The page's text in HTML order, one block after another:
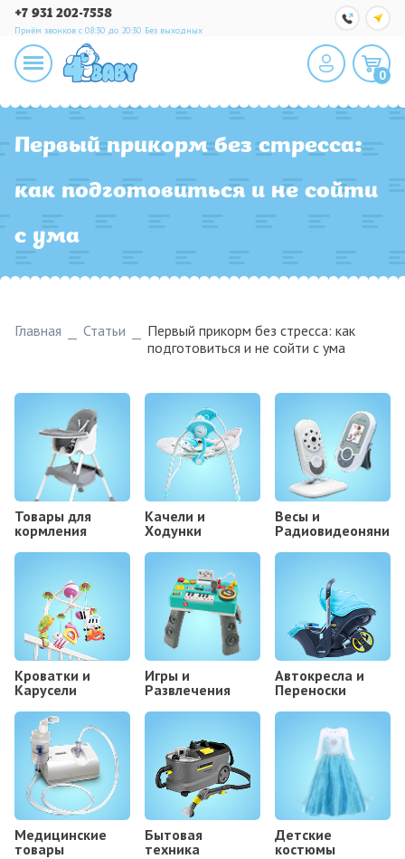
+7 931 202-7558
Приём звонков с 08:30 до 20:30 Без выходных
0
Первый прикорм без стресса:
как подготовиться и не сойти
с ума
Главная Статьи
Первый прикорм без стресса: как
подготовиться и не сойти с ума
Товары для
кормления
Kачели и
Ходунки
Весы и
Радиовидеоняни
Кроватки и
Карусели
Игры и
Развлечения
Автокресла и
Переноски
Медицинские
товары
Бытовая
техника
Детские
костюмы